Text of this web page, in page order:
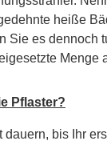
heiße
Sie es dennoch
Menge
Pflaster?
dauern, bis Ihr